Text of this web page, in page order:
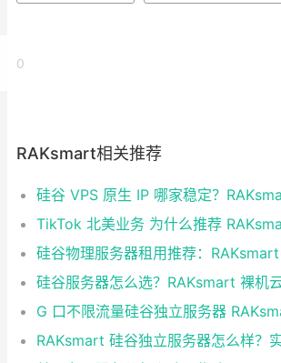
0
RAKsmart相关推荐